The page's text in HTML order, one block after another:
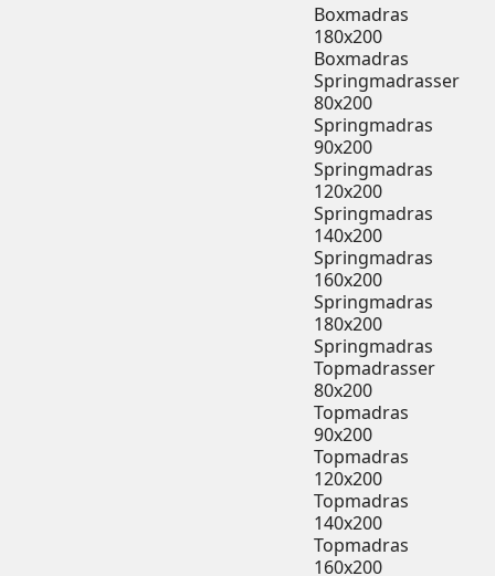
Boxmadras
180x200
Boxmadras
Springmadrasser
80x200
Springmadras
90x200
Springmadras
120x200
Springmadras
140x200
Springmadras
160x200
Springmadras
180x200
Springmadras
Topmadrasser
80x200
Topmadras
90x200
Topmadras
120x200
Topmadras
140x200
Topmadras
160x200